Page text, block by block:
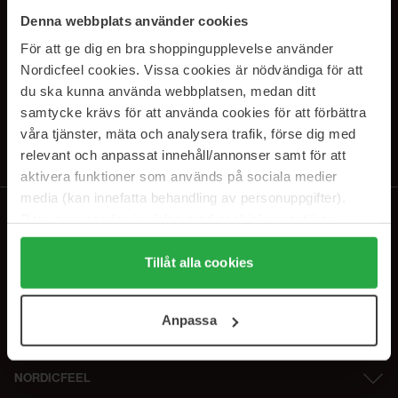
Denna webbplats använder cookies
För att ge dig en bra shoppingupplevelse använder
Nordicfeel cookies. Vissa cookies är nödvändiga för att
du ska kunna använda webbplatsen, medan ditt
samtycke krävs för att använda cookies för att förbättra
våra tjänster, mäta och analysera trafik, förse dig med
relevant och anpassat innehåll/annonser samt för att
aktivera funktioner som används på sociala medier
media (kan innefatta behandling av personuppgifter).
Genom att trycka på "Tillåt alla cookies" accepterar du
alla cookies, medan du under "Detaljer" kan anpassa
användningen av cookies. Du kan när som helst återkalla
samt vår Integritetspolicy.
Tillåt alla cookies
Anpassa
SUBSCRIBE TO OUR
NEWSLETTER
Ved å abonnere godtar du vårpersonvernerklæring. Du kan melde deg
av når som helst.
NORDICFEEL